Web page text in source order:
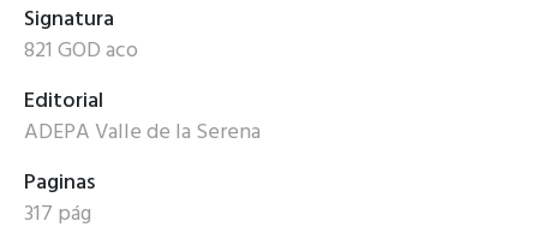
Signatura
821 GOD aco
Editorial
ADEPA Valle de la Serena
Paginas
317 pág